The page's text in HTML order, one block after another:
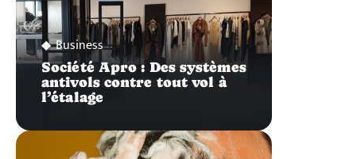
Business
Société Apro : Des systèmes
antivols contre tout vol à
l’étalage